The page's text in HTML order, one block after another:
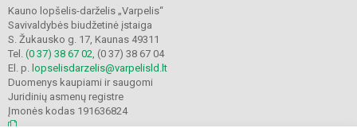
Kauno lopšelis-darželis „Varpelis“
Savivaldybės biudžetinė įstaiga
S. Žukausko g. 17, Kaunas 49311
Tel. (0 37) 38 67 02 , (0 37) 38 67 04
El. p. lopselisdarzelis@varpelisld.lt
Duomenys kaupiami ir saugomi
Juridinių asmenų registre
Įmonės kodas 191636824